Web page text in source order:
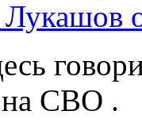
на СВО .